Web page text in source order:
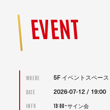
EVENT
WHERE 5F イベントスペース
DATE 2026-07-12 / 19:00
INFO 19:00~サイン会